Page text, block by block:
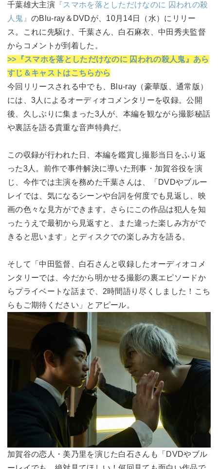
千葉雄大主演『スマホを落としただけなのに 囚われの殺
人鬼』 のBlu-ray＆DVDが、10月14日（水）にリリー
ス。これに先駆け、千葉さん、白石麻衣、中田秀夫監督
からコメントが到着した。
>>『スマホを落としただけなのに 囚われの殺人鬼』あら
すじ＆キャストはこちらから
今回リリースされる中でも、Blu-ray（豪華版、通常版）
には、3人によるオーディオコメンタリーを収録。公開
後、久しぶりに集まった3人が、本編を観ながら撮影秘話
や裏話を語る貴重な音声特典だ。
この収録が行われた日、本編を鑑賞し撮影当日をふり返
った3人。前作で事件解決に導いた刑事・加賀谷役を演
じ、今作では主演を務めた千葉さんは、「DVDやブルー
レイでは、気になるシーンや台詞を何度でも見返し、映
画の色々な見方ができます。さらにこの作品は犯人を知
ったうえで最初から見返すと、また違った楽しみ方がで
きると思います」とディスクでの楽しみ方を語る。
そして「中田監督、白石さんと収録したオーディオコメ
ンタリーでは、今だから明かせる撮影の裏エピソードか
らプライベートな話まで、2時間語り尽くしました！こち
らもご期待ください」とアピール。
加賀谷の恋人・美乃里を演じた白石さんも「DVDやブル